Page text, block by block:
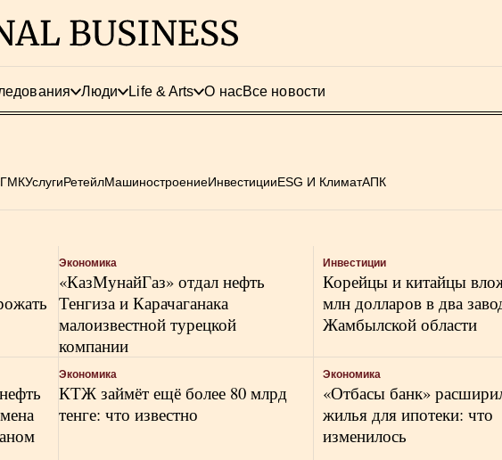
Люди Life & Arts О насВсе новости
ГМКУслугиРетейлМашиностроениеИнвестицииESG И КлиматАПК
Экономика
«КазМунайГаз» отдал нефть
Тенгиза и Карачаганака
малоизвестной турецкой
компании
Инвестиции
Корейцы и китайцы
млн долларов в два
Жамбылской области
Экономика
КТЖ займёт ещё более 80 млрд
тенге: что известно
Экономика
«Отбасы банк»
жилья для ипотеки: что
изменилось